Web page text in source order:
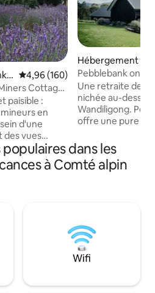
Évaluation moyenne sur la
4,96 (160)
Cottage
paisible :
en
d'une
des vues
À
le
et des
étoilées, un
de montagne
à votre
La lavande
en février
Hébergement ⋅
g
Pebblebank on
montagne
Une retraite de
nichée au-dessus
Wandiligong.
offre une pure
des lits king size
Cultiver. Feu de bois Cheminee Philippe,
cuisine Miele,
endormir au son
sanctuaire pour
ressourcement
véritable évasion
paix.
dans les
à Comté alpin
Wifi